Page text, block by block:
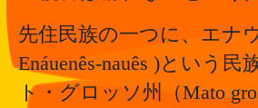
先住民族の一つに、エナ
Enáuenês-nauês )という
ト・グロッソ州（Mato